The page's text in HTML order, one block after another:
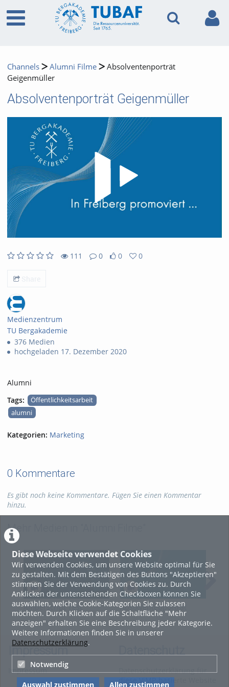
Diese Webseite verwendet Cookies
Wir verwenden Cookies, um unsere Website optimal für Sie
zu gestalten. Mit dem Bestätigen des Buttons "Akzeptieren"
stimmen Sie der Verwendung von Cookies zu. Durch
Anklicken der untenstehenden Checkboxen können Sie
auswählen, welche Cookie-Kategorien Sie zulassen
möchten. Durch Klicken auf die Schaltfläche "Mehr
anzeigen" erhalten Sie eine Beschreibung jeder Kategorie.
Weitere Informationen finden Sie in unserer
Datenschutzerklärung.
Notwendig
Auswahl zustimmen Allen zustimmen
Channels Alumni Filme
Absolventenporträt
Geigenmüller
Absolventenporträt Geigenmüller
111
0
0
0
Share
Medienzentrum
TU Bergakademie
376 Medien
hochgeladen 17. Dezember 2020
Alumni
Tags:
Öffentlichkeitsarbeit
alumni
Kategorien: Marketing
0 Kommentare
Es gibt noch keine Kommentare. Fügen Sie einen Kommentar
hinzu.
Mehr Medien in "Alumni Filme"
Amberscript Test
Absolventebporträt
Pinka
Impressum
Impressum
Datenschutzerklärung für
diese ViMP-basierte Website